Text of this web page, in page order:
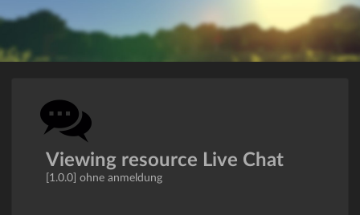
Viewing resource Live Chat
[1.0.0] ohne anmeldung